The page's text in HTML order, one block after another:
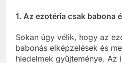
1. Az ezotéria csak babona
Sokan úgy vélik, hogy az
babonás elképzelések és
hiedelmek gyűjteménye. Az